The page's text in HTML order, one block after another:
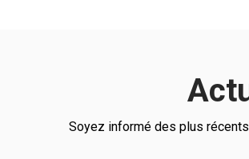
Soyez informé des plus